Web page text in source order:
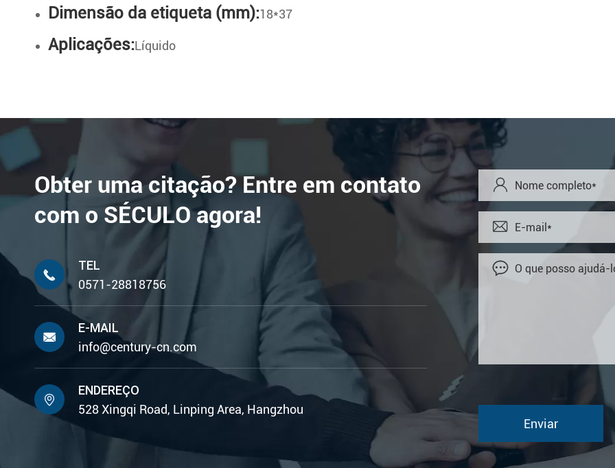
Dimensão da etiqueta (mm):18*37
Aplicações:Líquido
Obter uma citação? Entre em contato
com o SÉCULO agora!

TEL
0571-28818756

E-MAIL
info@century-cn.com

ENDEREÇO
528 Xingqi Road, Linping Area, Hangzhou


